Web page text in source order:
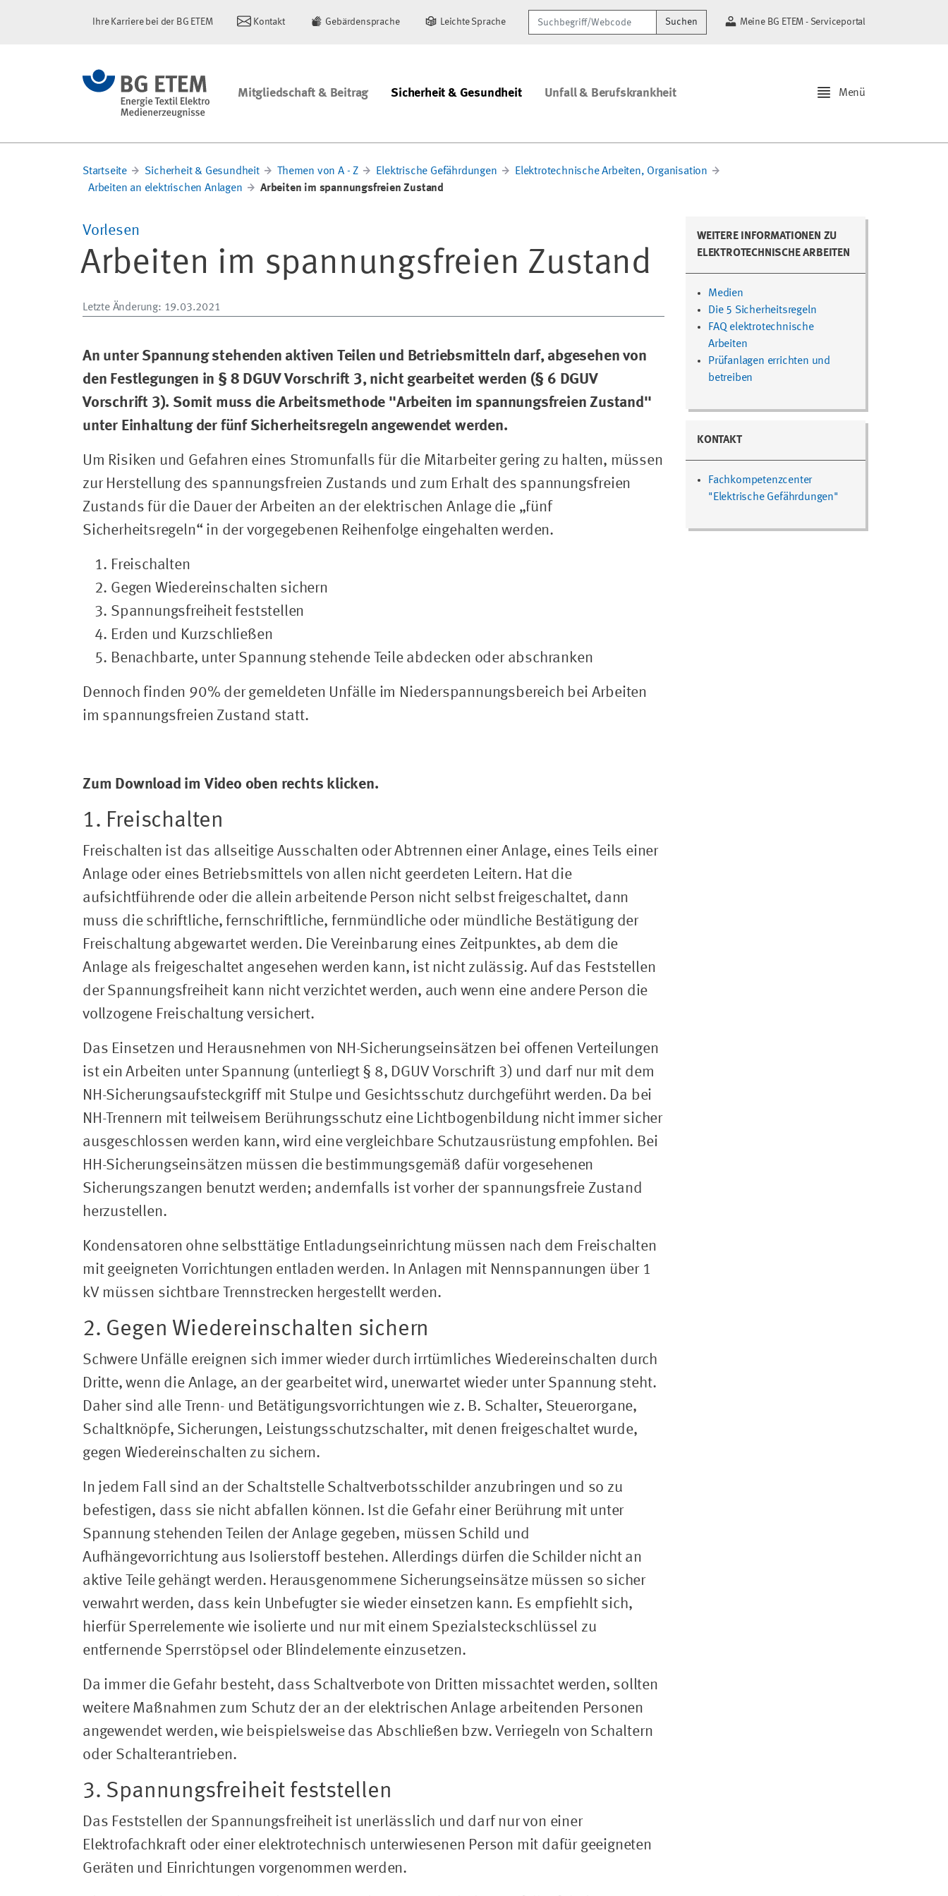
Ihre Karriere bei der BG ETEM Kontakt Gebärdensprache Leichte Sprache Suchbegriff/Webcode Suchen Meine BG ETEM - Serviceportal
Mitgliedschaft & Beitrag Sicherheit & Gesundheit Unfall & Berufskrankheit Menü
Startseite Sicherheit & Gesundheit Themen von A - Z Elektrische Gefährdungen
Elektrotechnische Arbeiten, Organisation
Arbeiten an elektrischen Anlagen
Arbeiten im spannungsfreien Zustand
Vorlesen
Arbeiten im spannungsfreien Zustand
Letzte Änderung: 19.03.2021
An unter Spannung stehenden aktiven Teilen und Betriebsmitteln darf, abgesehen von
den Festlegungen in § 8 DGUV Vorschrift 3, nicht gearbeitet werden (§ 6 DGUV
Vorschrift 3). Somit muss die Arbeitsmethode "Arbeiten im spannungsfreien Zustand"
unter Einhaltung der fünf Sicherheitsregeln angewendet werden.
Um Risiken und Gefahren eines Stromunfalls für die Mitarbeiter gering zu halten, müssen
zur Herstellung des spannungsfreien Zustands und zum Erhalt des spannungsfreien
Zustands für die Dauer der Arbeiten an der elektrischen Anlage die „fünf
Sicherheitsregeln“ in der vorgegebenen Reihenfolge eingehalten werden.
Freischalten
Gegen Wiedereinschalten sichern
Spannungsfreiheit feststellen
Erden und Kurzschließen
Benachbarte, unter Spannung stehende Teile abdecken oder abschranken
Dennoch finden 90% der gemeldeten Unfälle im Niederspannungsbereich bei Arbeiten
im spannungsfreien Zustand statt.
Zum Download im Video oben rechts klicken.
1. Freischalten
Freischalten ist das allseitige Ausschalten oder Abtrennen einer Anlage, eines Teils einer
Anlage oder eines Betriebsmittels von allen nicht geerdeten Leitern. Hat die
aufsichtführende oder die allein arbeitende Person nicht selbst freigeschaltet, dann
muss die schriftliche, fernschriftliche, fernmündliche oder mündliche Bestätigung der
Freischaltung abgewartet werden. Die Vereinbarung eines Zeitpunktes, ab dem die
Anlage als freigeschaltet angesehen werden kann, ist nicht zulässig. Auf das Feststellen
der Spannungsfreiheit kann nicht verzichtet werden, auch wenn eine andere Person die
vollzogene Freischaltung versichert.
Das Einsetzen und Herausnehmen von NH-Sicherungseinsätzen bei offenen Verteilungen
ist ein Arbeiten unter Spannung (unterliegt § 8, DGUV Vorschrift 3) und darf nur mit dem
NH-Sicherungsaufsteckgriff mit Stulpe und Gesichtsschutz durchgeführt werden. Da bei
NH-Trennern mit teilweisem Berührungsschutz eine Lichtbogenbildung nicht immer sicher
ausgeschlossen werden kann, wird eine vergleichbare Schutzausrüstung empfohlen. Bei
HH-Sicherungseinsätzen müssen die bestimmungsgemäß dafür vorgesehenen
Sicherungszangen benutzt werden; andernfalls ist vorher der spannungsfreie Zustand
herzustellen.
Kondensatoren ohne selbsttätige Entladungseinrichtung müssen nach dem Freischalten
mit geeigneten Vorrichtungen entladen werden. In Anlagen mit Nennspannungen über 1
kV müssen sichtbare Trennstrecken hergestellt werden.
2. Gegen Wiedereinschalten sichern
Schwere Unfälle ereignen sich immer wieder durch irrtümliches Wiedereinschalten durch
Dritte, wenn die Anlage, an der gearbeitet wird, unerwartet wieder unter Spannung steht.
Daher sind alle Trenn- und Betätigungsvorrichtungen wie z. B. Schalter, Steuerorgane,
Schaltknöpfe, Sicherungen, Leistungsschutzschalter, mit denen freigeschaltet wurde,
gegen Wiedereinschalten zu sichern.
In jedem Fall sind an der Schaltstelle Schaltverbotsschilder anzubringen und so zu
befestigen, dass sie nicht abfallen können. Ist die Gefahr einer Berührung mit unter
Spannung stehenden Teilen der Anlage gegeben, müssen Schild und
Aufhängevorrichtung aus Isolierstoff bestehen. Allerdings dürfen die Schilder nicht an
aktive Teile gehängt werden. Herausgenommene Sicherungseinsätze müssen so sicher
verwahrt werden, dass kein Unbefugter sie wieder einsetzen kann. Es empfiehlt sich,
hierfür Sperrelemente wie isolierte und nur mit einem Spezialsteckschlüssel zu
entfernende Sperrstöpsel oder Blindelemente einzusetzen.
Da immer die Gefahr besteht, dass Schaltverbote von Dritten missachtet werden, sollten
weitere Maßnahmen zum Schutz der an der elektrischen Anlage arbeitenden Personen
angewendet werden, wie beispielsweise das Abschließen bzw. Verriegeln von Schaltern
oder Schalterantrieben.
3. Spannungsfreiheit feststellen
Das Feststellen der Spannungsfreiheit ist unerlässlich und darf nur von einer
Elektrofachkraft oder einer elektrotechnisch unterwiesenen Person mit dafür geeigneten
Geräten und Einrichtungen vorgenommen werden.
WEITERE INFORMATIONEN ZU
ELEKTROTECHNISCHE ARBEITEN
Medien
Die 5 Sicherheitsregeln
FAQ elektrotechnische
Arbeiten
Prüfanlagen errichten und
betreiben
KONTAKT
Fachkompetenzcenter
"Elektrische Gefährdungen"